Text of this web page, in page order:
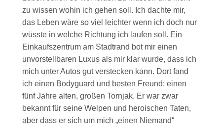
zu wissen wohin ich gehen soll. Ich dachte mir,
das Leben wäre so viel leichter wenn ich doch nur
wüsste in welche Richtung ich laufen soll. Ein
Einkaufszentrum am Stadtrand bot mir einen
unvorstellbaren Luxus als mir klar wurde, dass ich
mich unter Autos gut verstecken kann. Dort fand
ich einen Bodyguard und besten Freund: einen
fünf Jahre alten, großen Tornjak. Er war zwar
bekannt für seine Welpen und heroischen Taten,
aber dass er sich um mich „einen Niemand“